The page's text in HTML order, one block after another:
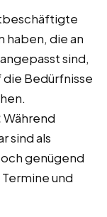
die an
sind,
die Bedürfnisse
Während
sind als
genügend
und